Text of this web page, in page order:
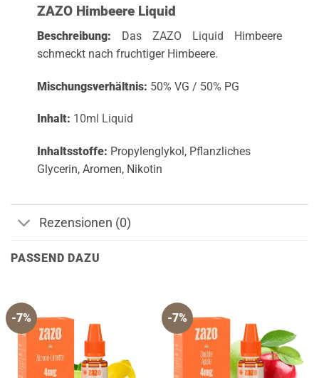
ZAZO Himbeere Liquid
Beschreibung: DasZAZO Liquid Himbeere
schmeckt nach fruchtiger Himbeere.
Mischungsverhältnis: 50% VG / 50% PG
Inhalt: 10ml Liquid
Inhaltsstoffe: Propylenglykol, Pflanzliches
Glycerin, Aromen, Nikotin
Rezensionen (0)
PASSEND DAZU
-7% -7%